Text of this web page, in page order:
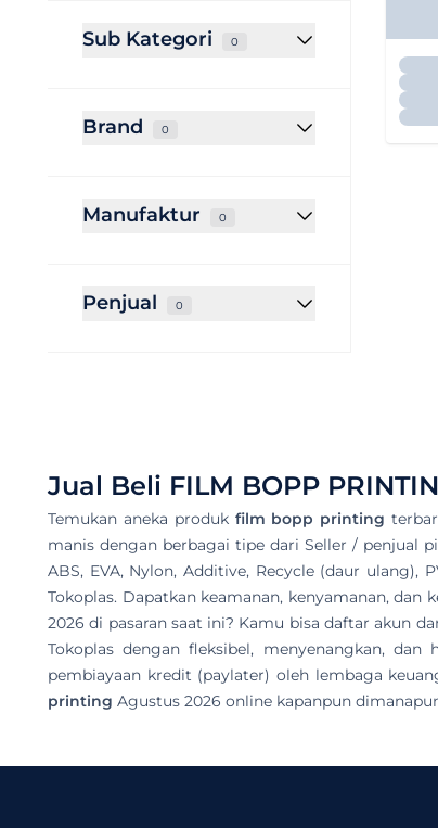
Sub Kategori 0
Brand 0
Manufaktur 0
Penjual 0
Jual Beli FILM BOPP
Temukan aneka produk film bopp printing
manis dengan berbagai tipe dari Seller / penjual
ABS, EVA, Nylon, Additive, Recycle (daur
Tokoplas. Dapatkan keamanan, kenyamanan,
2026 di pasaran saat ini? Kamu bisa daftar akun
Tokoplas dengan fleksibel, menyenangkan,
pembiayaan kredit (paylater) oleh lembaga
printing Agustus 2026 online kapanpun